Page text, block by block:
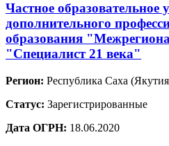
Частное образовательное
дополнительного
образования
"Специалист 21 века"
Регион: Республика Саха
Статус: Зарегистрированные
Дата ОГРН: 18.06.2020